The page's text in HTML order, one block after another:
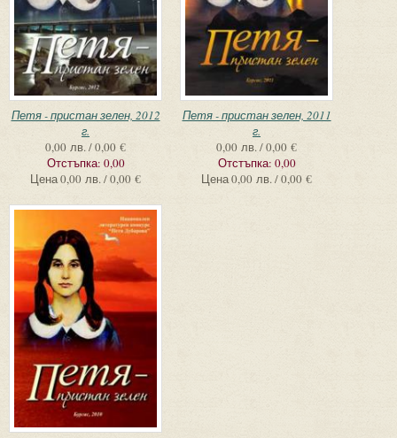
Петя - пристан зелен, 2012
г.
0,00 лв. / 0,00 €
Отстъпка: 0,00
Цена0,00 лв. / 0,00 €
Петя - пристан зелен, 2011
г.
0,00 лв. / 0,00 €
Отстъпка: 0,00
Цена0,00 лв. / 0,00 €